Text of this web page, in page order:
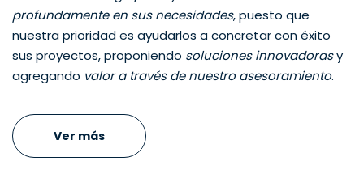
profundamente en sus necesidades, puesto que
nuestra prioridad es ayudarlos a concretar con éxito
sus proyectos, proponiendo soluciones innovadorasy
agregando valor a través de nuestro asesoramiento.
Ver más